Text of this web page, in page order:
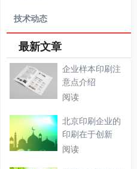
技术动态
最新文章
企业样本印刷注
意点介绍
阅读
北京印刷企业的
印刷在于创新
阅读